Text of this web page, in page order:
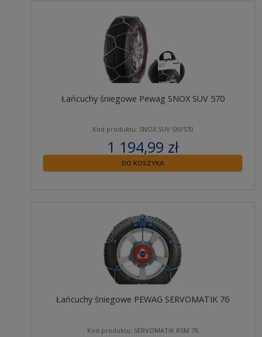
Łańcuchy śniegowe Pewag SNOX SUV 570
Kod produktu: SNOX SUV SXV570
1 194,99 zł
zawiera 23% VAT
DO KOSZYKA
Łańcuchy śniegowe PEWAG SERVOMATIK 76
Kod produktu: SERVOMATIK RSM 76